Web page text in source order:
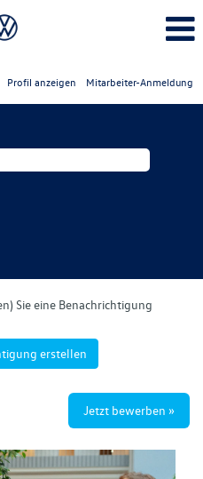
Profil anzeigen Mitarbeiter-Anmeldung
Sie eine Benachrichtigung
erstellen
Jetzt bewerben »